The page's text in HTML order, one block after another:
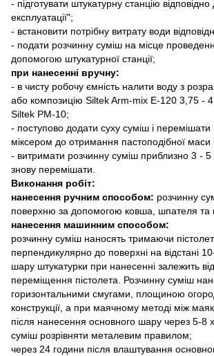
- підготувати штукатурну станцію відповідно
експлуатації";
- встановити потрібну витрату води
- подати розчинну суміш на місце
допомогою штукатурної станції;
при нанесенні вручну:
- в чисту робочу ємність налити воду з
або композицію Siltek Arm-mix Е-120 3,75 -
Siltek РМ-10;
- поступово додати суху суміш і
міксером до отримання пастоподібної маси
- витримати розчинну суміш приблизно 3 - 5
знову перемішати.
Виконання робіт:
нанесення ручним способом: розчинну
поверхню за допомогою ковша, шпателя та
нанесення машинним способом:
розчинну суміш наносять тримаючи
перпендикулярно до поверхні на відстані
шару штукатурки при нанесенні залежить
переміщення пістолета. Розчинну суміш
горизонтальними смугами, площиною
конструкції, а при маячному методі між
після нанесення основного шару через 5-8
суміш розрівняти металевим правилом;
через 24 години після влаштування